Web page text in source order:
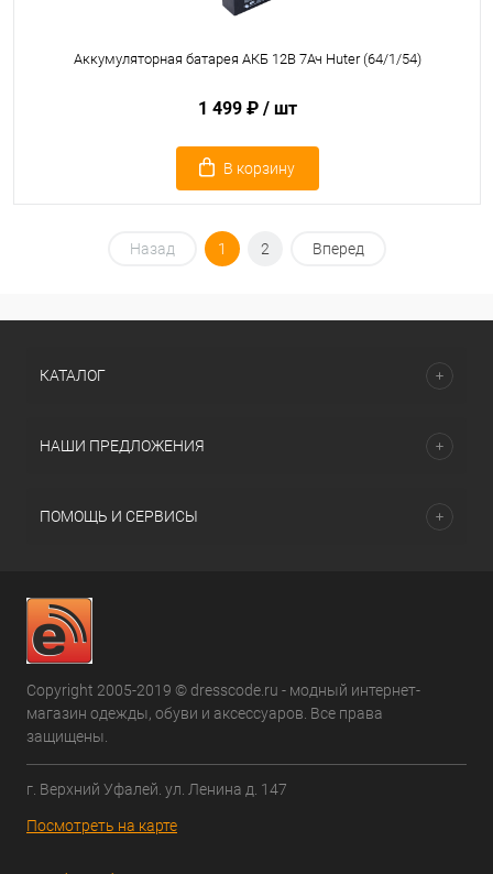
Аккумуляторная батарея АКБ 12В 7Ач Huter (64/1/54)
1 499 ₽ / шт
В корзину
Назад 1 2 Вперед
КАТАЛОГ
НАШИ ПРЕДЛОЖЕНИЯ
ПОМОЩЬ И СЕРВИСЫ
Copyright 2005-2019 © dresscode.ru - модный интернет-
магазин одежды, обуви и аксессуаров. Все права
защищены.
г. Верхний Уфалей. ул. Ленина д. 147
Посмотреть на карте